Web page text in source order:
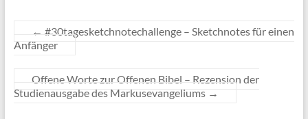
← #30tagesketchnotechallenge – Sketchnotes für einen
Anfänger
Offene Worte zur Offenen Bibel – Rezension der
Studienausgabe des Markusevangeliums →